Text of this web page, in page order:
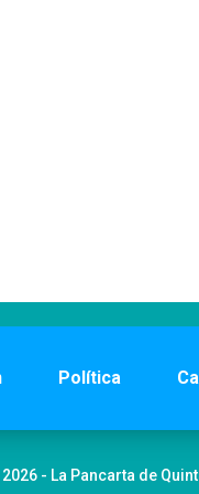
Política
- La Pancarta de